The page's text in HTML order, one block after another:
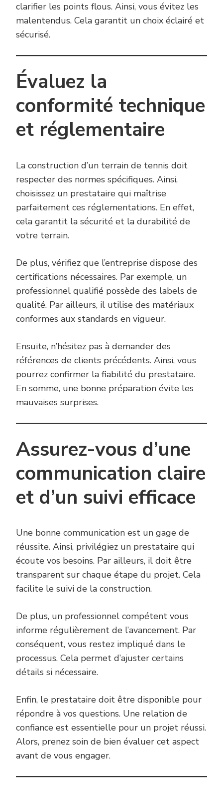
clarifier les points flous. Ainsi, vous évitez les
malentendus. Cela garantit un choix éclairé et
sécurisé.
Évaluez la
conformité technique
et réglementaire
La construction d’un terrain de tennis doit
respecter des normes spécifiques. Ainsi,
choisissez un prestataire qui maîtrise
parfaitement ces réglementations. En effet,
cela garantit la sécurité et la durabilité de
votre terrain.
De plus, vérifiez que l’entreprise dispose des
certifications nécessaires. Par exemple, un
professionnel qualifié possède des labels de
qualité. Par ailleurs, il utilise des matériaux
conformes aux standards en vigueur.
Ensuite, n’hésitez pas à demander des
références de clients précédents. Ainsi, vous
pourrez confirmer la fiabilité du prestataire.
En somme, une bonne préparation évite les
mauvaises surprises.
Assurez-vous d’une
communication claire
et d’un suivi efficace
Une bonne communication est un gage de
réussite. Ainsi, privilégiez un prestataire qui
écoute vos besoins. Par ailleurs, il doit être
transparent sur chaque étape du projet. Cela
facilite le suivi de la construction.
De plus, un professionnel compétent vous
informe régulièrement de l’avancement. Par
conséquent, vous restez impliqué dans le
processus. Cela permet d’ajuster certains
détails si nécessaire.
Enfin, le prestataire doit être disponible pour
répondre à vos questions. Une relation de
confiance est essentielle pour un projet réussi.
Alors, prenez soin de bien évaluer cet aspect
avant de vous engager.